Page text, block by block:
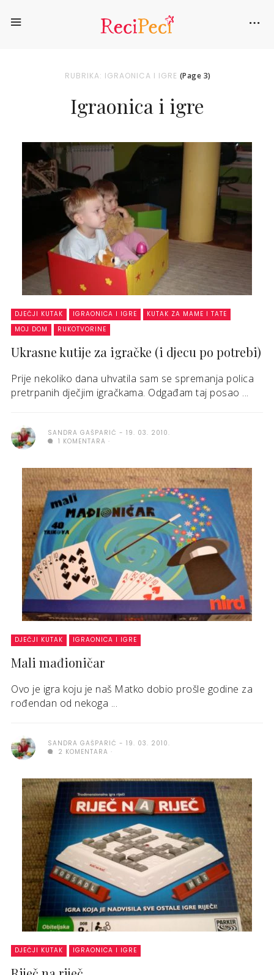
RUBRIKA: IGRAONICA I IGRE (Page 3)
Igraonica i igre
DJEČJI KUTAK IGRAONICA I IGRE
KUTAK ZA MAME I TATE
MOJ DOM
RUKOTVORINE
Ukrasne kutije za igračke (i djecu po potrebi)
Prije nekoliko dana uhvatila sam se spremanja polica
pretrpanih dječjim igračkama. Odgađam taj posao ...
SANDRA GAŠPARIĆ
19. 03. 2010.
1 KOMENTARA
DJEČJI KUTAK IGRAONICA I IGRE
Mali mađioničar
Ovo je igra koju je naš Matko dobio prošle godine za
rođendan od nekoga ...
SANDRA GAŠPARIĆ
19. 03. 2010.
2 KOMENTARA
DJEČJI KUTAK IGRAONICA I IGRE